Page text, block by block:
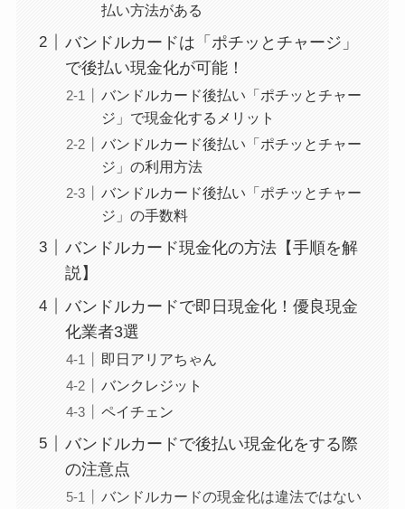
払い方法がある
バンドルカードは「ポチッとチャージ」
で後払い現金化が可能！
バンドルカード後払い「ポチッとチャー
ジ」で現金化するメリット
バンドルカード後払い「ポチッとチャー
ジ」の利用方法
バンドルカード後払い「ポチッとチャー
ジ」の手数料
バンドルカード現金化の方法【手順を解
説】
バンドルカードで即日現金化！優良現金
化業者3選
即日アリアちゃん
バンクレジット
ペイチェン
バンドルカードで後払い現金化をする際
の注意点
バンドルカードの現金化は違法ではない